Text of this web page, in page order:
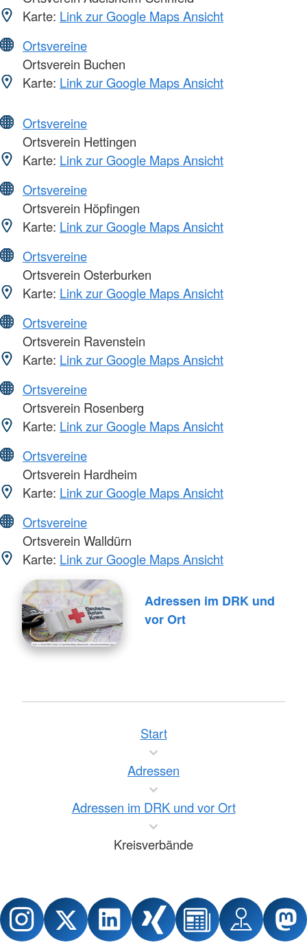
Karte: Link zur Google Maps Ansicht
Ortsvereine
Ortsverein Buchen
Karte: Link zur Google Maps Ansicht
Ortsvereine
Ortsverein Hettingen
Karte: Link zur Google Maps Ansicht
Ortsvereine
Ortsverein Höpfingen
Karte: Link zur Google Maps Ansicht
Ortsvereine
Ortsverein Osterburken
Karte: Link zur Google Maps Ansicht
Ortsvereine
Ortsverein Ravenstein
Karte: Link zur Google Maps Ansicht
Ortsvereine
Ortsverein Rosenberg
Karte: Link zur Google Maps Ansicht
Ortsvereine
Ortsverein Hardheim
Karte: Link zur Google Maps Ansicht
Ortsvereine
Ortsverein Walldürn
Karte: Link zur Google Maps Ansicht
Adressen im DRK und
vor Ort
Start
Adressen
Adressen im DRK und vor Ort
Kreisverbände